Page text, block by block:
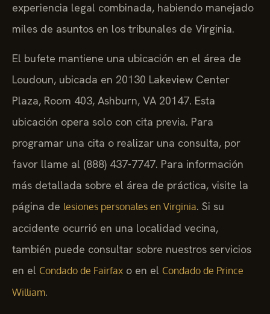
experiencia legal combinada, habiendo manejado
miles de asuntos en los tribunales de Virginia.
El bufete mantiene una ubicación en el área de
Loudoun, ubicada en 20130 Lakeview Center
Plaza, Room 403, Ashburn, VA 20147. Esta
ubicación opera solo con cita previa. Para
programar una cita o realizar una consulta, por
favor llame al (888) 437-7747. Para información
más detallada sobre el área de práctica, visite la
página de lesiones personales en Virginia. Si su
accidente ocurrió en una localidad vecina,
también puede consultar sobre nuestros servicios
en el Condado de Fairfax o en el Condado de Prince
William.